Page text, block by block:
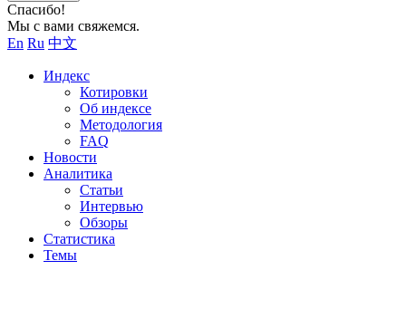
Спасибо!
Мы с вами свяжемся.
En Ru 中文
Индекс
Котировки
Об индексе
Методология
FAQ
Новости
Аналитика
Статьи
Интервью
Обзоры
Статистика
Темы